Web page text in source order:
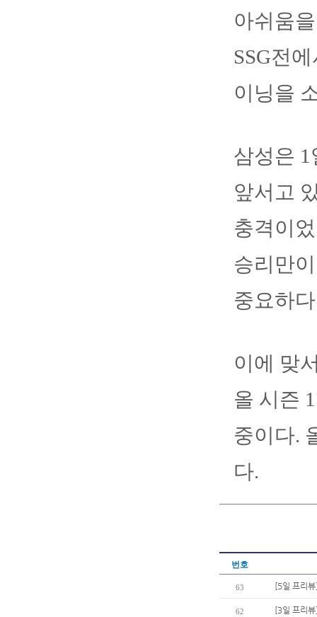
아쉬움
SSG전
이닝을
삼성은
앞서고
충격이
승리만
중요하
이에 맞
올 시즌
중이다.
다.
번호
63 [5일 프리
62 [3일 프리